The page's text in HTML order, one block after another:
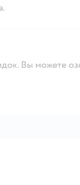
Вы можете